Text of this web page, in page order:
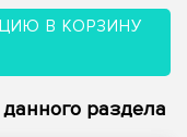
В КОРЗИНУ
раздела